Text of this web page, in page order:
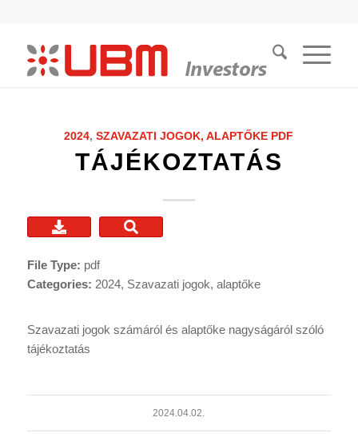
2024,SZAVAZATI JOGOK, ALAPTŐKE PDF
TÁJÉKOZTATÁS
Szavazati jogok számáról és alaptőke nagyságáról szóló
tájékoztatás
File Type: pdf
Categories: 2024, Szavazati jogok, alaptőke
2024.04.02.